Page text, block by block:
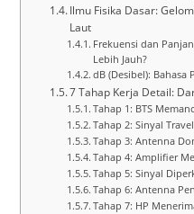
Ilmu Fisika Dasar:
Laut
Frekuensi dan
Lebih Jauh?
dB (Desibel): Bahasa
7 Tahap Kerja Detail:
Tahap 1: BTS
Tahap 2: Sinyal
Tahap 3: Antenna
Tahap 4: Amplifier
Tahap 5: Sinyal
Tahap 6: Antenna
Tahap 7: HP